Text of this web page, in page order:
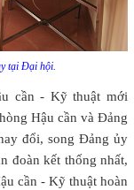
tại Đại hội.
cần - Kỹ thuật mới
Hậu cần và Đảng
đổi, song Đảng ủy
đoàn kết thống nhất,
cần - Kỹ thuật hoàn